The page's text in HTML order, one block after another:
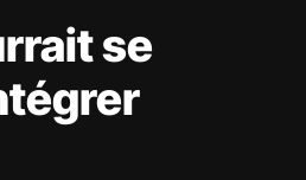
se